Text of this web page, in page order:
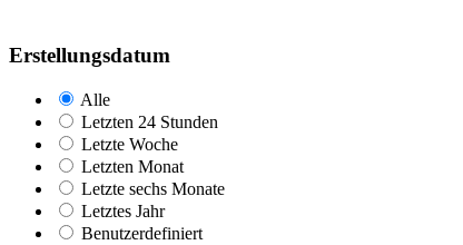
Erstellungsdatum
Alle
Letzten 24 Stunden
Letzte Woche
Letzten Monat
Letzte sechs Monate
Letztes Jahr
Benutzerdefiniert